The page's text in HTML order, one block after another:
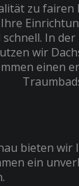
zu fairen
In
wir
einen
bieten
ein